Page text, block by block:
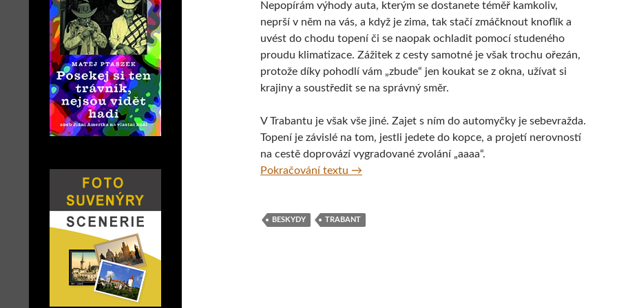
Nepopírám výhody auta, kterým se dostanete téměř kamkoliv,
neprší v něm na vás, a když je zima, tak stačí zmáčknout knoflík a
uvést do chodu topení či se naopak ochladit pomocí studeného
proudu klimatizace. Zážitek z cesty samotné je však trochu ořezán,
protože díky pohodlí vám „zbude“ jen koukat se z okna, užívat si
krajiny a soustředit se na správný směr.
V Trabantu je však vše jiné. Zajet s ním do automyčky je sebevražda.
Topení je závislé na tom, jestli jedete do kopce, a projetí nerovností
na cestě doprovází vygradované zvolání „aaaa“.
Pokračování textu Trabant – vskutku stylový stroj na výlet! Beskydy,
→
BESKYDY TRABANT